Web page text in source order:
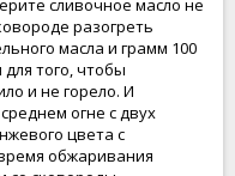
сливочное масло не
разогреть
масла и грамм 100
для того, чтобы
и не горело. И
огне с двух
цвета с
обжаривания